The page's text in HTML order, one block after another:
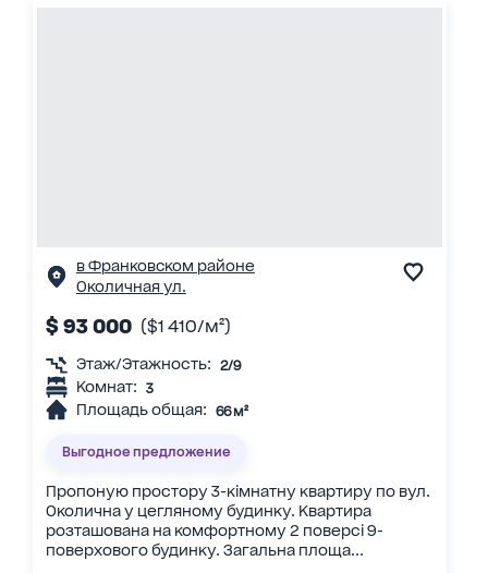
в Франковском районе
Околичная ул.
$ 93 000 ($1 410/м²)
Этаж/Этажность: 2/9
Комнат: 3
Площадь общая: 66 м²
Выгодное предложение
Пропоную простору 3-кімнатну квартиру по вул.
Околична у цегляному будинку. Квартира
розташована на комфортному 2 поверсі 9-
поверхового будинку. Загальна площа...